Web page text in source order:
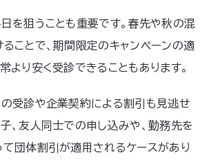
を狙うことも重要です。春先や秋の混
ことで、期間限定のキャンペーンの適
より安く受診できることもあります。
の受診や企業契約による割引も見逃せ
、友人同士での申し込みや、勤務先を
団体割引が適用されるケースがあり